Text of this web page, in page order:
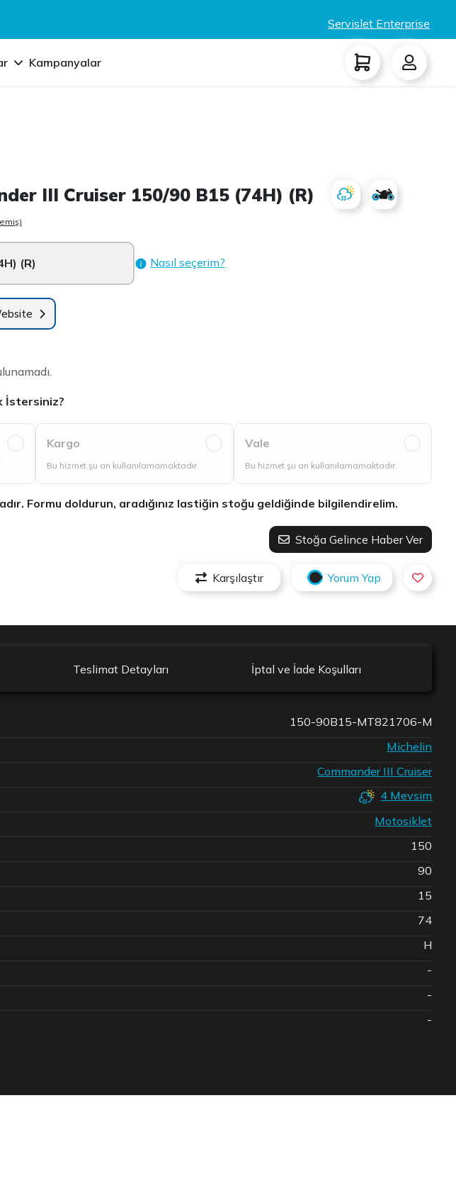
Servislet Enterprise
Kampanyalar
III Cruiser 150/90 B15 (74H) (R)
(R) Nasıl seçerim?
İstersiniz?
Kargo
Bu hizmet şu an kullanılamamaktadır.
Vale
Bu hizmet şu an kullanılamamaktadır.
Formu doldurun, aradığınız lastiğin stoğu geldiğinde bilgilendirelim.
Stoğa Gelince Haber Ver
Karşılaştır Yorum Yap
Teslimat Detayları İptal ve İade Koşulları
150-90B15-MT821706-M
Michelin
Commander III Cruiser
4 Mevsim
Motosiklet
150
90
15
74
H
-
-
-